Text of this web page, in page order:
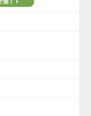
開く